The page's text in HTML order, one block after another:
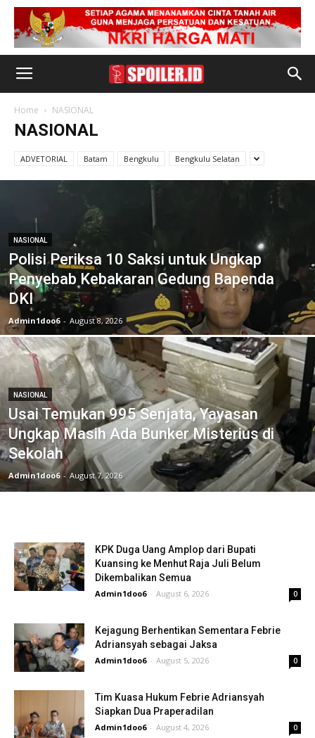
Home NASIONAL
NASIONAL
ADVETORIAL Batam Bengkulu Bengkulu Selatan
NASIONAL
Polisi Periksa 10 Saksi untuk Ungkap
Penyebab Kebakaran Gedung Bapenda
DKI
Admin1doo6 - August 8, 2026
NASIONAL
Usai Temukan 995 Senjata, Yayasan
Ungkap Masih Ada Bunker Misterius di
Sekolah
Admin1doo6 - August 7, 2026
KPK Duga Uang Amplop dari Bupati
Kuansing ke Menhut Raja Juli Belum
Dikembalikan Semua
Admin1doo6 - August 6, 2026 0
Kejagung Berhentikan Sementara Febrie
Adriansyah sebagai Jaksa
Admin1doo6 - August 5, 2026 0
Tim Kuasa Hukum Febrie Adriansyah
Siapkan Dua Praperadilan
Admin1doo6 - August 4, 2026 0